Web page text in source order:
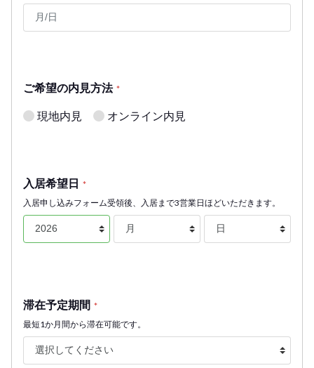
ご希望の内見方法 *
現地内見 オンライン内見
入居希望日 *
入居申し込みフォーム受領後、入居まで3営業日ほどいただきます。
滞在予定期間 *
最短1か月間から滞在可能です。